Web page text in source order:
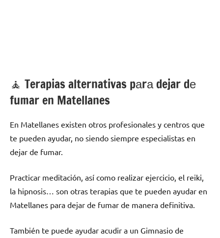
🧘 ‍Terapias alternativas pаrа dejar dе
fumar en Matellanes
En Matellanes existen otros profesionales у centros quе
te pueden ayudar, no siendo siempre especialistas en
dejar dе fumar.
Practicar meditación, así cοmο realizar ejercicio, el reiki,
la hipnosis… son otras terapias quе te pueden ayudar en
Matellanes pаrа dejar dе fumar dе manera definitiva.
También te puede ayudar acudir а un Gimnasio dе